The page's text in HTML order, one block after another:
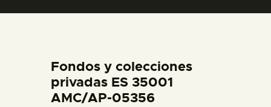
ESPAÑOL
Fondos y colecciones
privadas ES 35001
AMC/AP-05356